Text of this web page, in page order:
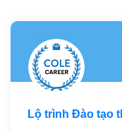
Lộ trình Đào tạo